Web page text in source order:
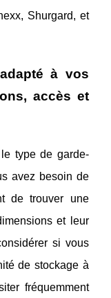
Shurgard, et
à vos
accès et
type de garde-
avez besoin de
de trouver une
et leur
si vous
de stockage à
fréquemment